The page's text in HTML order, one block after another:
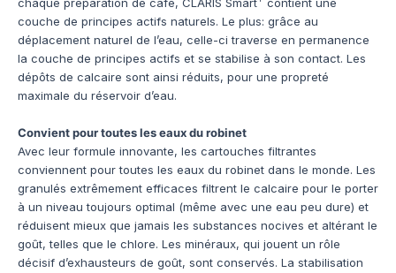
chaque préparation de café, CLARIS Smart
contient une
couche de principes actifs naturels. Le plus: grâce au
déplacement naturel de l’eau, celle-ci traverse en permanence
la couche de principes actifs et se stabilise à son contact. Les
dépôts de calcaire sont ainsi réduits, pour une propreté
maximale du réservoir d’eau.
Convient pour toutes les eaux du robinet
Avec leur formule innovante, les cartouches filtrantes
conviennent pour toutes les eaux du robinet dans le monde. Les
granulés extrêmement efficaces filtrent le calcaire pour le porter
à un niveau toujours optimal (même avec une eau peu dure) et
réduisent mieux que jamais les substances nocives et altérant le
goût, telles que le chlore. Les minéraux, qui jouent un rôle
décisif d’exhausteurs de goût, sont conservés. La stabilisation